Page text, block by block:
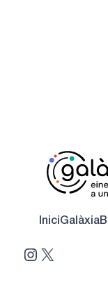
IniciGalàxia
Instagram
X